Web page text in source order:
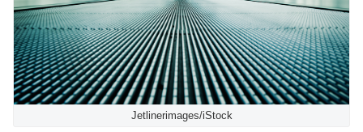
Jetlinerimages/iStock